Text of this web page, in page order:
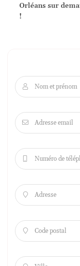
Orléans sur
!
 Nom et prénom
 Adresse email
Numéro de
 Adresse
 Code postal